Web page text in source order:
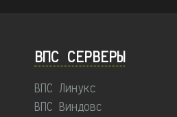
ВПС СЕРВЕРЫ
ВПС Линукс
ВПС Виндовс